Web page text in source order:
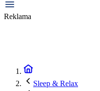
Reklama
Sleep & Relax